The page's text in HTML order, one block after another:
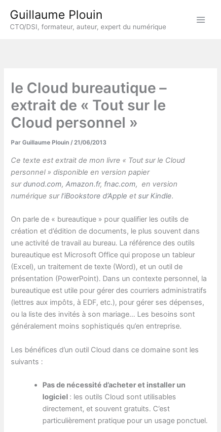
contenu
Guillaume Plouin
CTO/DSI, formateur, auteur, expert du numérique
le Cloud bureautique –
extrait de « Tout sur le
Cloud personnel »
ParGuillaume Plouin/21/06/2013
Ce texte est extrait de mon livre « Tout sur le Cloud
personnel » disponible en version papier
surdunod.com,Amazon.fr, fnac.com, en version
numérique surl’iBookstore d’Apple etsur Kindle.
On parle de « bureautique » pour qualifier les outils de
création et d’édition de documents, le plus souvent dans
une activité de travail au bureau. La référence des outils
bureautique est Microsoft Office qui propose un tableur
(Excel), un traitement de texte (Word), et un outil de
présentation (PowerPoint). Dans un contexte personnel, la
bureautique est utile pour gérer des courriers administratifs
(lettres aux impôts, à EDF, etc.), pour gérer ses dépenses,
ou la liste des invités à son mariage… Les besoins sont
généralement moins sophistiqués qu’en entreprise.
Les bénéfices d’un outil Cloud dans ce domaine sont les
suivants :
Pas de nécessité d’acheter et installer un
logiciel : les outils Cloud sont utilisables
directement, et souvent gratuits. C’est
particulièrement pratique pour un usage ponctuel.